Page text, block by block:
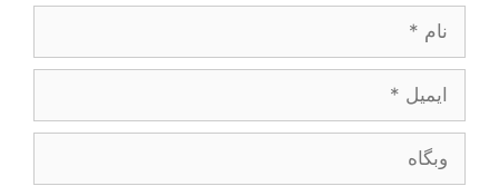
وبگاه